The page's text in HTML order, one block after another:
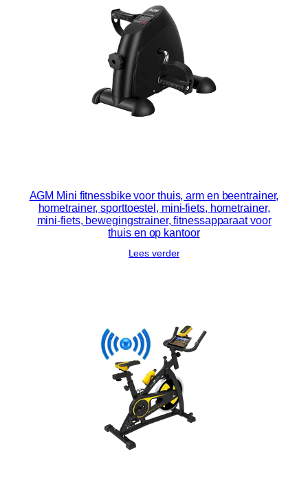
AGM Mini fitnessbike voor thuis, arm en beentrainer,
hometrainer, sporttoestel, mini-fiets, hometrainer,
mini-fiets, bewegingstrainer, fitnessapparaat voor
thuis en op kantoor
Lees verder